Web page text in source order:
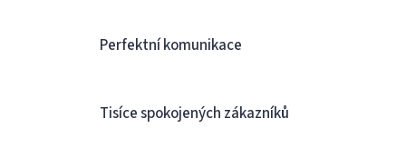
Perfektní komunikace
Tisíce spokojených zákazníků